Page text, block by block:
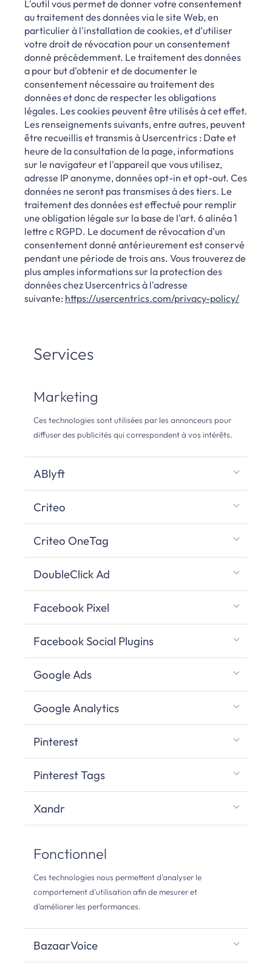
L'outil vous permet de donner votre consentement
au traitement des données via le site Web, en
particulier à l'installation de cookies, et d'utiliser
votre droit de révocation pour un consentement
donné précédemment. Le traitement des données
a pour but d'obtenir et de documenter le
consentement nécessaire au traitement des
données et donc de respecter les obligations
légales. Les cookies peuvent être utilisés à cet effet.
Les renseignements suivants, entre autres, peuvent
être recueillis et transmis à Usercentrics : Date et
heure de la consultation de la page, informations
sur le navigateur et l'appareil que vous utilisez,
adresse IP anonyme, données opt-in et opt-out. Ces
données ne seront pas transmises à des tiers. Le
traitement des données est effectué pour remplir
une obligation légale sur la base de l'art. 6 alinéa 1
lettre c RGPD. Le document de révocation d'un
consentement donné antérieurement est conservé
pendant une période de trois ans. Vous trouverez de
plus amples informations sur la protection des
données chez Usercentrics à l'adresse
suivante: https://usercentrics.com/privacy-policy/
Services
Marketing
Ces technologies sont utilisées par les annonceurs pour
diffuser des publicités qui correspondent à vos intérêts.
ABlyft
Criteo
Criteo OneTag
DoubleClick Ad
Facebook Pixel
Facebook Social Plugins
Google Ads
Google Analytics
Pinterest
Pinterest Tags
Xandr
Fonctionnel
Ces technologies nous permettent d'analyser le
comportement d'utilisation afin de mesurer et
d'améliorer les performances.
BazaarVoice